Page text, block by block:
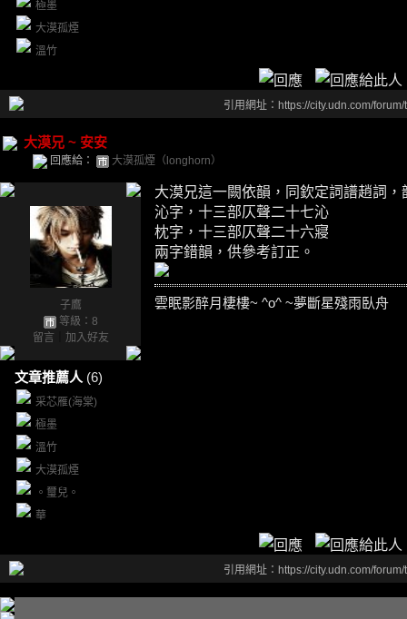
極墨
大漠孤煙
溫竹
引用網址：https://city.udn.com/
大漠兄 ~ 安安
回應給： 大漠孤煙（longhorn）
子鷹
等級：8
留言
加入好友
文章推薦人 (6)
采芯雁(海棠)
極墨
溫竹
大漠孤煙
。璽兒。
華
大漠兄這一闕依韻，同欽定詞譜趙詞，
沁字，十三部仄聲二十七沁
枕字，十三部仄聲二十六寢
兩字錯韻，供參考訂正。
雲眠影醉月棲樓~ ^o^ ~夢斷星殘雨臥舟
引用網址：https://city.udn.com/